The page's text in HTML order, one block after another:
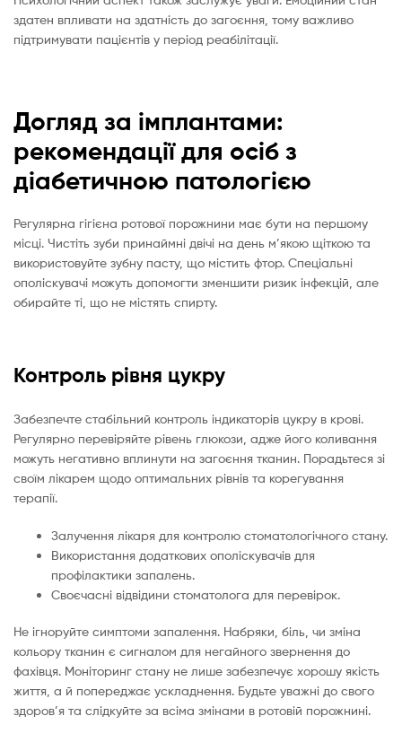
здатен впливати на здатність до загоєння, тому важливо
підтримувати пацієнтів у період реабілітації.
Догляд за імплантами:
рекомендації для осіб з
діабетичною патологією
Регулярна гігієна ротової порожнини має бути на першому
місці. Чистіть зуби принаймні двічі на день м’якою щіткою та
використовуйте зубну пасту, що містить фтор. Спеціальні
ополіскувачі можуть допомогти зменшити ризик інфекцій, але
обирайте ті, що не містять спирту.
Контроль рівня цукру
Забезпечте стабільний контроль індикаторів цукру в крові.
Регулярно перевіряйте рівень глюкози, адже його коливання
можуть негативно вплинути на загоєння тканин. Порадьтеся зі
своїм лікарем щодо оптимальних рівнів та корегування
терапії.
Залучення лікаря для контролю стоматологічного стану.
Використання додаткових ополіскувачів для
профілактики запалень.
Своєчасні відвідини стоматолога для перевірок.
Не ігноруйте симптоми запалення. Набряки, біль, чи зміна
кольору тканин є сигналом для негайного звернення до
фахівця. Моніторинг стану не лише забезпечує хорошу якість
життя, а й попереджає ускладнення. Будьте уважні до свого
здоров’я та слідкуйте за всіма змінами в ротовій порожнині.